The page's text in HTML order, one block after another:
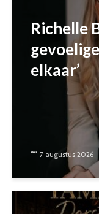
Richelle
elkaar’
7 augustus 2026